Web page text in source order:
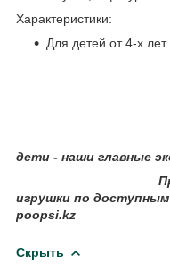
Характеристики:
Для детей от 4-х лет.
дети - наши главные
игрушки по
poopsi.kz
Скрыть